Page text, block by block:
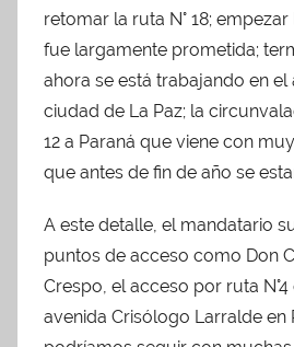
retomar la ruta N° 18; empezar
fue largamente prometida;
ahora se está trabajando en
ciudad de La Paz; la
12 a Paraná que viene con
que antes de fin de año se
A este detalle, el mandatario
puntos de acceso como Don
Crespo, el acceso por ruta
avenida Crisólogo Larralde en